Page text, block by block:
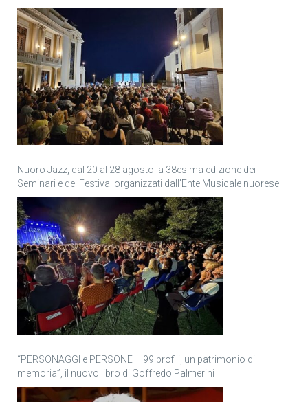
Nuoro Jazz, dal 20 al 28 agosto la 38esima edizione dei
Seminari e del Festival organizzati dall’Ente Musicale nuorese
“PERSONAGGI e PERSONE – 99 profili, un patrimonio di
memoria”, il nuovo libro di Goffredo Palmerini